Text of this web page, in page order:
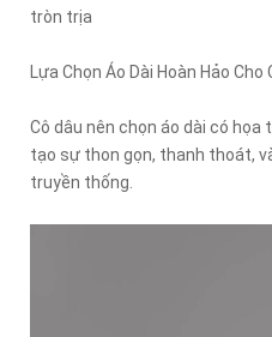
tròn trịa
Lựa Chọn Áo Dài Hoàn Hảo
Cô dâu nên chọn áo dài có
tạo sự thon gọn, thanh thoát,
truyền thống.